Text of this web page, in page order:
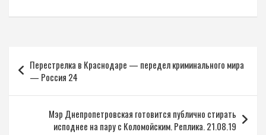
по
записям
Перестрелка в Краснодаре — передел криминального мира
— Россия 24
Мэр Днепропетровская готовится публично стирать
исподнее на пару с Коломойским. Реплика. 21.08.19